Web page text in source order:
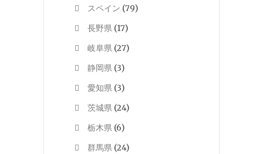
スペイン (79)
長野県 (17)
岐阜県 (27)
静岡県 (3)
愛知県 (3)
茨城県 (24)
栃木県 (6)
群馬県 (24)